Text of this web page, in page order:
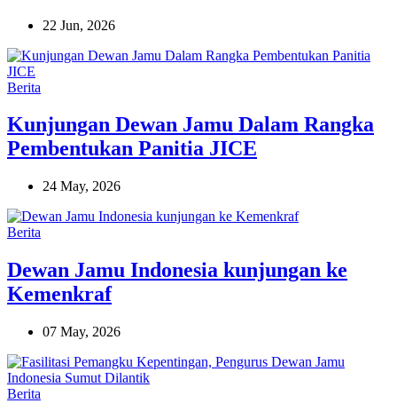
22 Jun, 2026
Berita
Kunjungan Dewan Jamu Dalam Rangka
Pembentukan Panitia JICE
24 May, 2026
Berita
Dewan Jamu Indonesia kunjungan ke
Kemenkraf
07 May, 2026
Berita